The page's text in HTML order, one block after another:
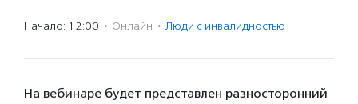
Начало: 12:00 · Онлайн · Люди с инвалидностью
На вебинаре будет представлен разносторонний